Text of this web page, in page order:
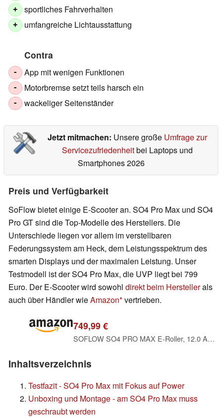
+ sportliches Fahrverhalten
+ umfangreiche Lichtausstattung
Contra
- App mit wenigen Funktionen
- Motorbremse setzt teils harsch ein
- wackeliger Seitenständer
Jetzt mitmachen: Unsere große Umfrage zur
Servicezufriedenheitbei Laptops und
Smartphones 2026
Preis und Verfügbarkeit
SoFlow bietet einige E-Scooter an. SO4 Pro Max und SO4
Pro GT sind die Top-Modelle des Herstellers. Die
Unterschiede liegen vor allem im verstellbaren
Federungssystem am Heck, dem Leistungsspektrum des
smarten Displays und der maximalen Leistung. Unser
Testmodell ist der SO4 Pro Max, die UVP liegt bei 799
Euro. Der E-Scooter wird sowohl direkt beim Herstellerals
auch über Händler wieAmazon vertrieben.
749,99 €
SOFLOW SO4 PRO MAX E-Roller, 12.0 Ah, Original, dt. Straßenzul. / ABE
Inhaltsverzeichnis
Testfazit - SO4 Pro Max mit Fokus auf Power
Unboxing und Montage - am SO4 Pro Max muss
geschraubt werden